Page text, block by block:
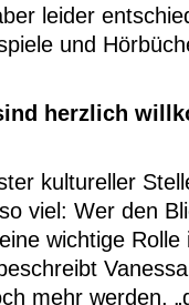
leider
und
herzlich
kultureller
viel: Wer den
wichtige
mehr werden,